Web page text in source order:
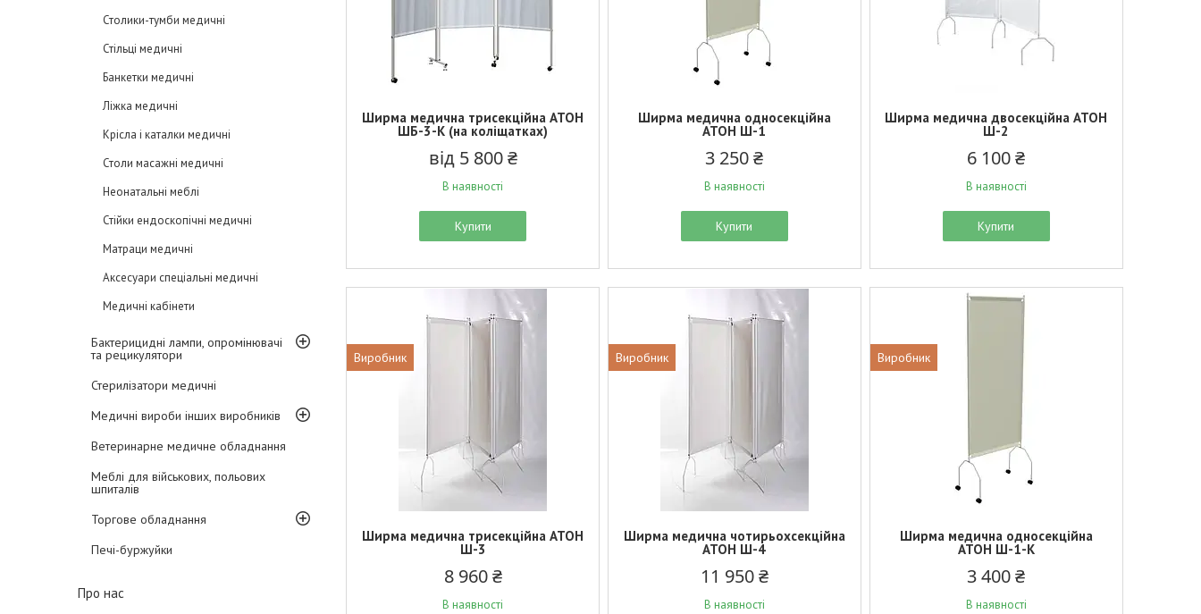
Столики-тумби медичні
Стільці медичні
Банкетки медичні
Ліжка медичні
Крісла і каталки медичні
Столи масажні медичні
Неонатальні меблі
Стійки ендоскопічні медичні
Матраци медичні
Аксесуари спеціальні медичні
Медичні кабінети
Бактерицидні лампи, опромінювачі
та рецикулятори
Стерилізатори медичні
Медичні вироби інших виробників
Ветеринарне медичне обладнання
Меблі для військових, польових
шпиталів
Торгове обладнання
Печі-буржуйки
Про нас
Ширма медична трисекційна АТОН
ШБ-3-К (на коліщатках)
від 5 800 ₴
В наявності
Купити
Ширма медична односекційна
АТОН Ш-1
3 250 ₴
В наявності
Купити
Ширма медична двосекційна АТОН
Ш-2
6 100 ₴
В наявності
Купити
Виробник
Ширма медична трисекційна АТОН
Ш-3
8 960 ₴
В наявності
Виробник
Ширма медична чотирьохсекційна
АТОН Ш-4
11 950 ₴
В наявності
Виробник
Ширма медична односекційна
АТОН Ш-1-К
3 400 ₴
В наявності